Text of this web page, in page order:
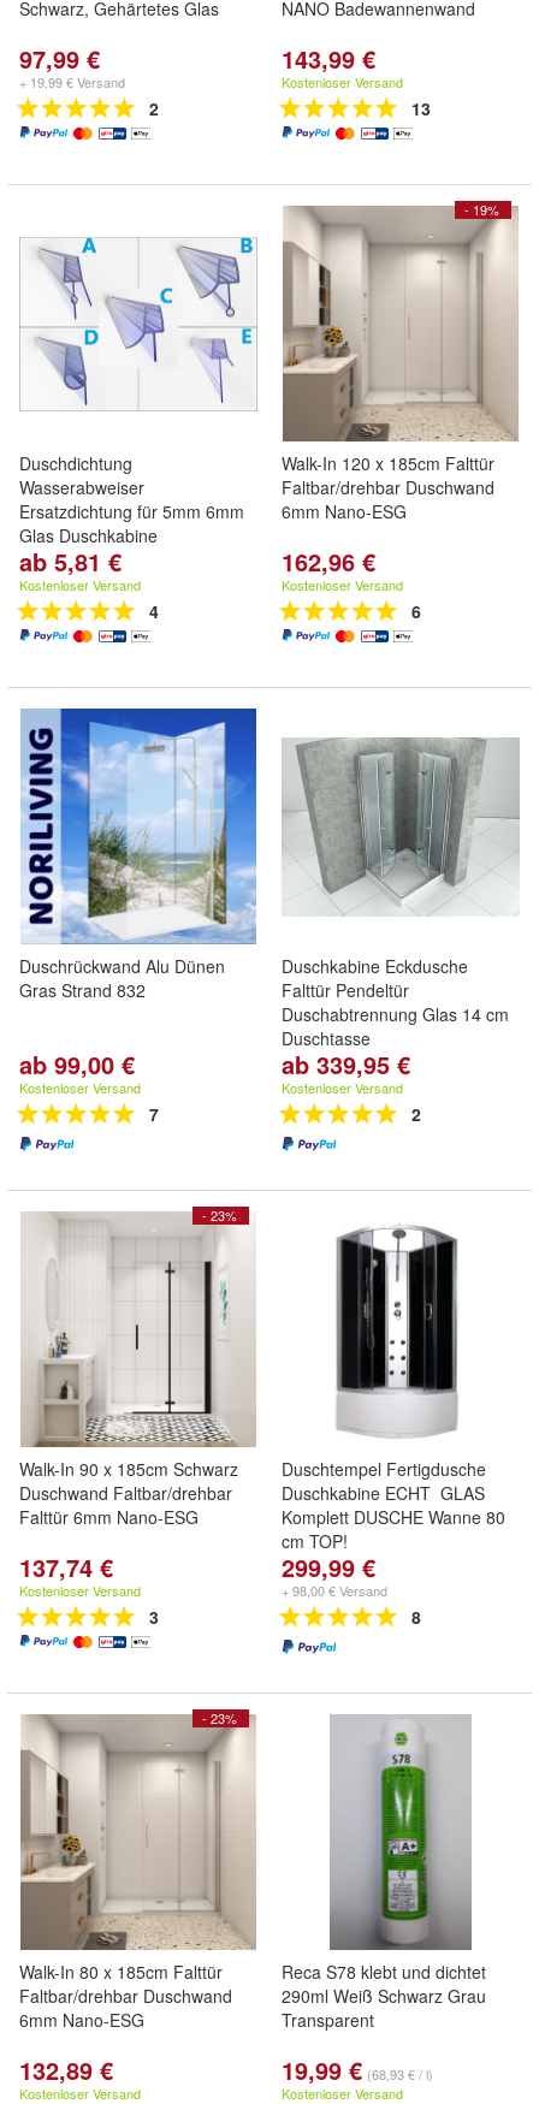
Schwarz, Gehärtetes Glas
97,99 €
+ 19,99 € Versand
2
NANO Badewannenwand
143,99 €
Kostenloser Versand
13
Duschdichtung
Wasserabweiser
Ersatzdichtung für 5mm 6mm
Glas Duschkabine
ab 5,81 €
Kostenloser Versand
4
- 19%
Walk-In 120 x 185cm Falttür
Faltbar/drehbar Duschwand
6mm Nano-ESG
162,96 €
Kostenloser Versand
6
Duschrückwand Alu Dünen
Gras Strand 832
ab 99,00 €
Kostenloser Versand
7
Duschkabine Eckdusche
Falttür Pendeltür
Duschabtrennung Glas 14 cm
Duschtasse
ab 339,95 €
Kostenloser Versand
2
- 23%
Walk-In 90 x 185cm Schwarz
Duschwand Faltbar/drehbar
Falttür 6mm Nano-ESG
137,74 €
Kostenloser Versand
3
Duschtempel Fertigdusche
Duschkabine ECHT GLAS
Komplett DUSCHE Wanne 80
cm TOP!
299,99 €
+ 98,00 € Versand
8
- 23%
Walk-In 80 x 185cm Falttür
Faltbar/drehbar Duschwand
6mm Nano-ESG
132,89 €
Kostenloser Versand
Reca S78 klebt und dichtet
290ml Weiß Schwarz Grau
Transparent
19,99 € (68,93 € / l)
Kostenloser Versand